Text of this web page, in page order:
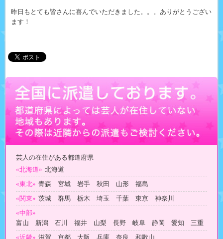
昨日もとても皆さんに喜んでいただきました。。。ありがとうござい
ます！
芸人の在住がある都道府県
«北海道» 北海道
«東北» 青森 宮城 岩手 秋田 山形 福島
«関東» 茨城 群馬 栃木 埼玉 千葉 東京 神奈川
«中部»
富山 新潟 石川 福井 山梨 長野 岐阜 静岡 愛知 三重
«近畿» 滋賀 京都 大阪 兵庫 奈良 和歌山